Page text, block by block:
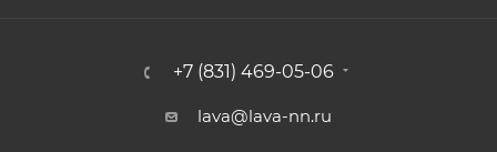
+7 (831) 469-05-06
lava@lava-nn.ru